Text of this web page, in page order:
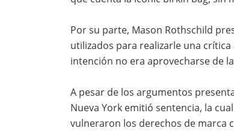
Por su parte, Mason Rothschild
utilizados para realizarle una
intención no era aprovecharse de
A pesar de los argumentos
Nueva York emitió sentencia, la
vulneraron los derechos de marca